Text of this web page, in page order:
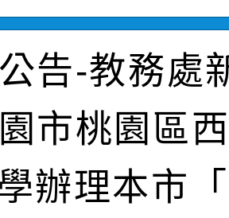
要點
施要點」
「115年金融知
」
中市政府政風處
牽手，綠能透明
「115學年度全
實施要點」及修
桃園市115年度
文競賽』實施計
結果(第11招)】
告-教務處
市桃園區
辦理本市